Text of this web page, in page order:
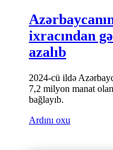
ixracından
azalıb
2024-cü ildə
7,2 milyon manat
bağlayıb.
Ardını oxu